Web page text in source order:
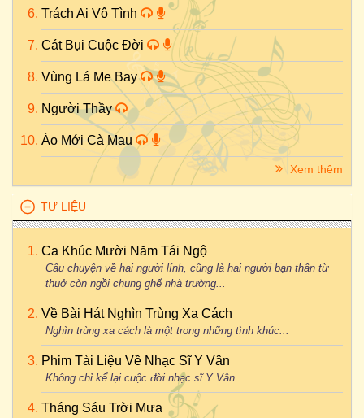
Trách Ai Vô Tình
Cát Bụi Cuộc Đời
Vùng Lá Me Bay
Người Thầy
Áo Mới Cà Mau
Xem thêm
TƯ LIỆU
Ca Khúc Mười Năm Tái Ngộ
Câu chuyện về hai người lính, cũng là hai người bạn thân từ
thuở còn ngồi chung ghế nhà trường...
Về Bài Hát Nghìn Trùng Xa Cách
Nghìn trùng xa cách là một trong những tình khúc...
Phim Tài Liệu Về Nhạc Sĩ Y Vân
Không chỉ kể lại cuộc đời nhạc sĩ Y Vân...
Tháng Sáu Trời Mưa